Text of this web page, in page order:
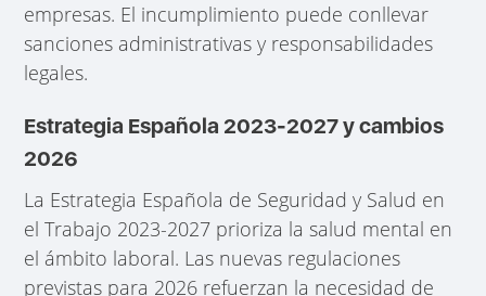
empresas. El incumplimiento puede conllevar
sanciones administrativas y responsabilidades
legales.
Estrategia Española 2023-2027 y cambios
2026
La Estrategia Española de Seguridad y Salud en
el Trabajo 2023-2027 prioriza la salud mental en
el ámbito laboral. Las nuevas regulaciones
previstas para 2026 refuerzan la necesidad de